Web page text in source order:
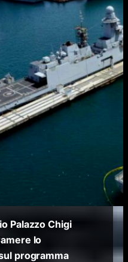
Palazzo Chigi
lo
programma